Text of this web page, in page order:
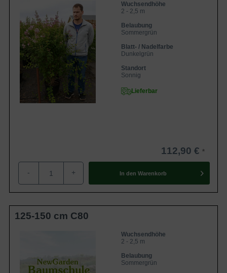
Wuchsendhöhe
2 - 2,5 m
Belaubung
Sommergrün
Blatt- / Nadelfarbe
Dunkelgrün
Standort
Sonnig
Lieferbar
112,90 €
- + In den Warenkorb
125-150 cm C80
Wuchsendhöhe
2 - 2,5 m
Belaubung
Sommergrün